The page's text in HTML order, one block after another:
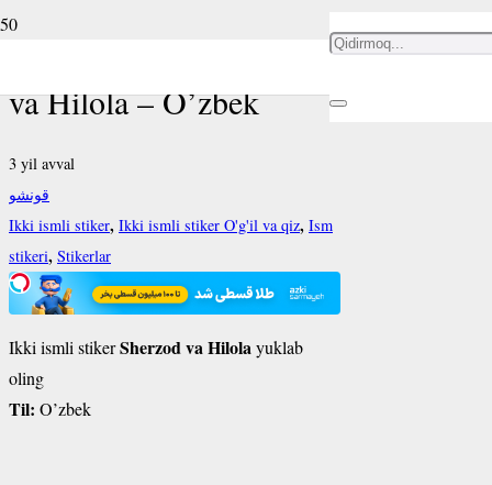
Ikki ismli stiker Sherzod
va Hilola – O’zbek
3 yil avval
قونشو
Ikki ismli stiker, Ikki ismli stiker O'g'il va qiz, Ism
stikeri, Stikerlar
Ikki ismli stikerSherzod va Hilolayuklab
oling
Til: O’zbek